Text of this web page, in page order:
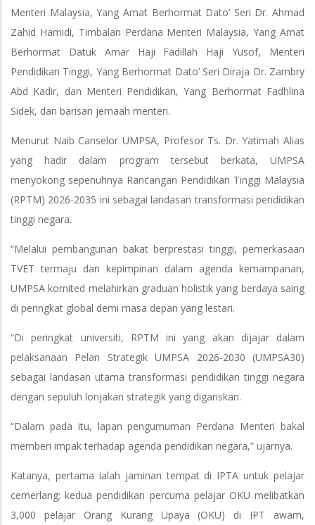
Menteri Malaysia, Yang Amat Berhormat Dato’ Seri Dr. Ahmad
Zahid Hamidi, Timbalan Perdana Menteri Malaysia, Yang Amat
Berhormat Datuk Amar Haji Fadillah Haji Yusof, Menteri
Pendidikan Tinggi, Yang Berhormat Dato’ Seri Diraja Dr. Zambry
Abd Kadir, dan Menteri Pendidikan, Yang Berhormat Fadhlina
Sidek, dan barisan jemaah menteri.
Menurut Naib Canselor UMPSA, Profesor Ts. Dr. Yatimah Alias
yang hadir dalam program tersebut berkata, UMPSA
menyokong sepenuhnya Rancangan Pendidikan Tinggi Malaysia
(RPTM) 2026-2035 ini sebagai landasan transformasi pendidikan
tinggi negara.
“Melalui pembangunan bakat berprestasi tinggi, pemerkasaan
TVET termaju dan kepimpinan dalam agenda kemampanan,
UMPSA komited melahirkan graduan holistik yang berdaya saing
di peringkat global demi masa depan yang lestari.
“Di peringkat universiti, RPTM ini yang akan dijajar dalam
pelaksanaan Pelan Strategik UMPSA 2026-2030 (UMPSA30)
sebagai landasan utama transformasi pendidikan tinggi negara
dengan sepuluh lonjakan strategik yang digariskan.
“Dalam pada itu, lapan pengumuman Perdana Menteri bakal
memberi impak terhadap agenda pendidikan negara,” ujarnya.
Katanya, pertama ialah jaminan tempat di IPTA untuk pelajar
cemerlang; kedua pendidikan percuma pelajar OKU melibatkan
3,000 pelajar Orang Kurang Upaya (OKU) di IPT awam,